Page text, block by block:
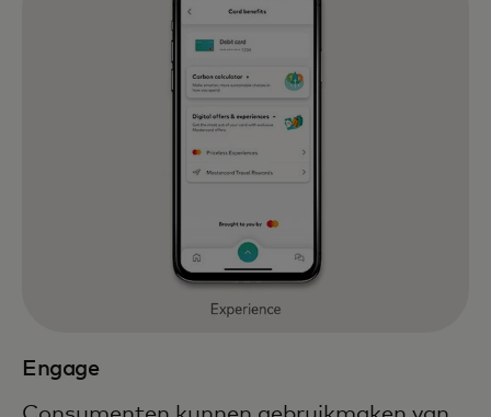
Engage